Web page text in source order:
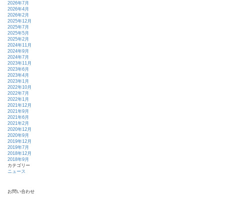
2026年7月
2026年4月
2026年2月
2025年12月
2025年7月
2025年5月
2025年2月
2024年11月
2024年9月
2024年7月
2023年11月
2023年6月
2023年4月
2023年1月
2022年10月
2022年7月
2022年1月
2021年12月
2021年9月
2021年6月
2021年2月
2020年12月
2020年9月
2019年12月
2019年7月
2018年12月
2018年9月
カテゴリー
ニュース
お問い合わせ